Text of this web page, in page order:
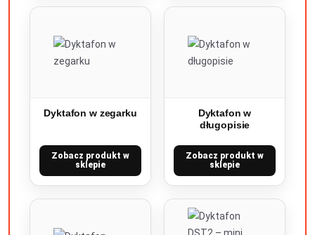
Dyktafon w zegarku
Zobacz produkt w
sklepie
Dyktafon w
długopisie
Zobacz produkt w
sklepie